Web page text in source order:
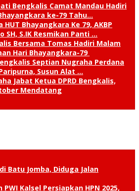
Bengkalis Camat Mandau Hadiri
ke-79 Tahu…
HUT Bhayangkara Ke 79, AKBP
SH, S.IK Resmikan Panti …
Bersama Tomas Hadiri Malam
Hari Bhayangkara-79
Septian Nugraha Perdana
Susun Alat …
Jabat Ketua DPRD Bengkalis,
Mendatang
Batu Jomba, Diduga Jalan
PWI Kalsel Persiapkan HPN 2025,